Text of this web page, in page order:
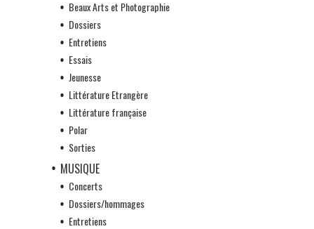
Beaux Arts et Photographie
Dossiers
Entretiens
Essais
Jeunesse
Littérature Etrangère
Littérature française
Polar
Sorties
MUSIQUE
Concerts
Dossiers/hommages
Entretiens